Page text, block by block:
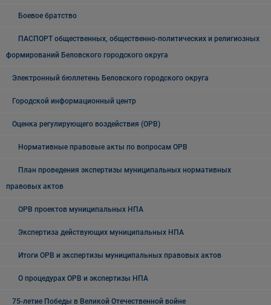
Боевое братство
ПАСПОРТ общественных, общественно-политических и религиозных
формирований Беловского городского округа
Электронный бюллетень Беловского городского округа
Городской информационный центр
Оценка регулирующего воздействия (ОРВ)
Нормативные правовые акты по вопросам ОРВ
План проведения экспертизы муниципальных нормативных
правовых актов
ОРВ проектов муниципальных НПА
Экспертиза действующих муниципальных НПА
Итоги ОРВ и экспертизы муниципальных правовых актов
О процедурах ОРВ и экспертизы НПА
75-летие Победы в Великой Отечественной войне